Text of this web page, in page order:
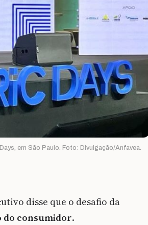
em São Paulo. Foto: Divulgação/Anfavea.
disse que o desafio da
do consumidor.